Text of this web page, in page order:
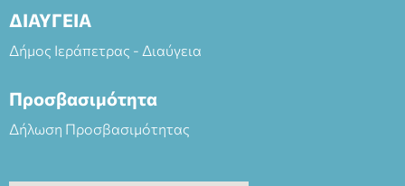
ΔΙΑΥΓΕΙΑ
Δήμος Ιεράπετρας - Διαύγεια
Προσβασιμότητα
Δήλωση Προσβασιμότητας